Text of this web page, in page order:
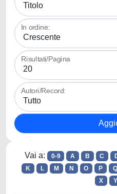
In ordine:
Risultati/Pagina
Autori/Record:
Vai a: 0-9 A B C
K
L M N O P Q
X
Y